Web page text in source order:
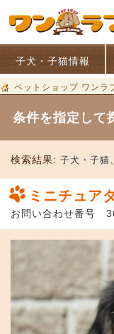
子犬・子猫情報
ペットショップ ワンラ
条件を指定して
検索結果: 子犬・子猫、
ミニチュア
お問い合わせ番号